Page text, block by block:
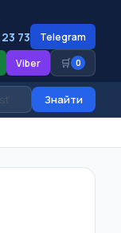
73
Telegram
Viber 🛒 0
Знайти